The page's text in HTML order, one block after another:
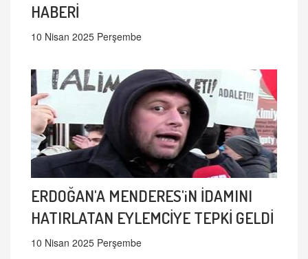
HABERİ
10 Nisan 2025 Perşembe
ERDOĞAN'A MENDERES'iN İDAMINI
HATIRLATAN EYLEMCİYE TEPKİ GELDİ
10 Nisan 2025 Perşembe